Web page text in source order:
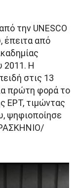
την UNESCO
έπειτα από
2011. Η
στις 13
πρώτη φορά το
ΕΡΤ, τιμώντας
ψηφιοποίησε